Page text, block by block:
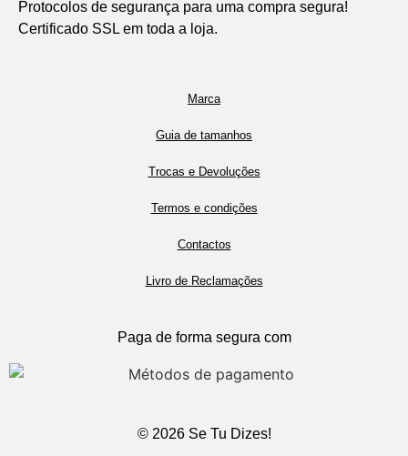
Protocolos de segurança para uma compra segura!
Certificado SSL em toda a loja.
Marca
Guia de tamanhos
Trocas e Devoluções
Termos e condições
Contactos
Livro de Reclamações
Paga de forma segura com
© 2026 Se Tu Dizes!